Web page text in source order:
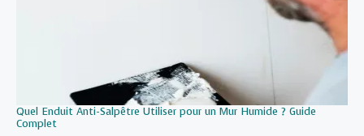
Quel Enduit Anti-Salpêtre Utiliser pour un Mur Humide ? Guide
Complet